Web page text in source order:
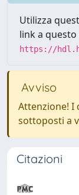
Utilizza
link a
https://
Avviso
Attenzione! I
sottoposti a
Citazioni